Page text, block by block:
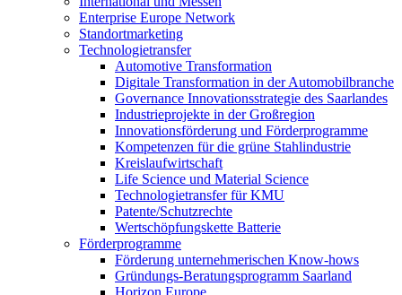
Enterprise Europe Network
Standortmarketing
Technologietransfer
Automotive Transformation
Digitale Transformation in der Automobilbranche
Governance Innovationsstrategie des Saarlandes
Industrieprojekte in der Großregion
Innovationsförderung und Förderprogramme
Kompetenzen für die grüne Stahlindustrie
Kreislaufwirtschaft
Life Science und Material Science
Technologietransfer für KMU
Patente/Schutzrechte
Wertschöpfungskette Batterie
Förderprogramme
Förderung unternehmerischen Know-hows
Gründungs-Beratungsprogramm Saarland
Horizon Europe